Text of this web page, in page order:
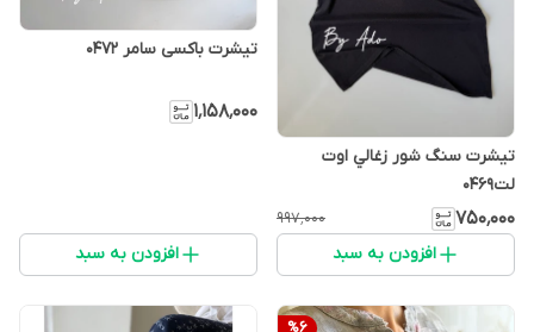
تيشرت سنگ شور زغالي اوت
لت0469
۷۵۰٬۰۰۰ ۹۹۷٬۰۰۰
افزودن به سبد
تیشرت باکسی سامر 0472
۱٬۱۵۸٬۰۰۰
افزودن به سبد
%6